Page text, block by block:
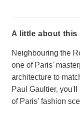
a little about
Neighbouring the
one of Paris'
architecture to
Paul Gaultier,
of Paris' fashion